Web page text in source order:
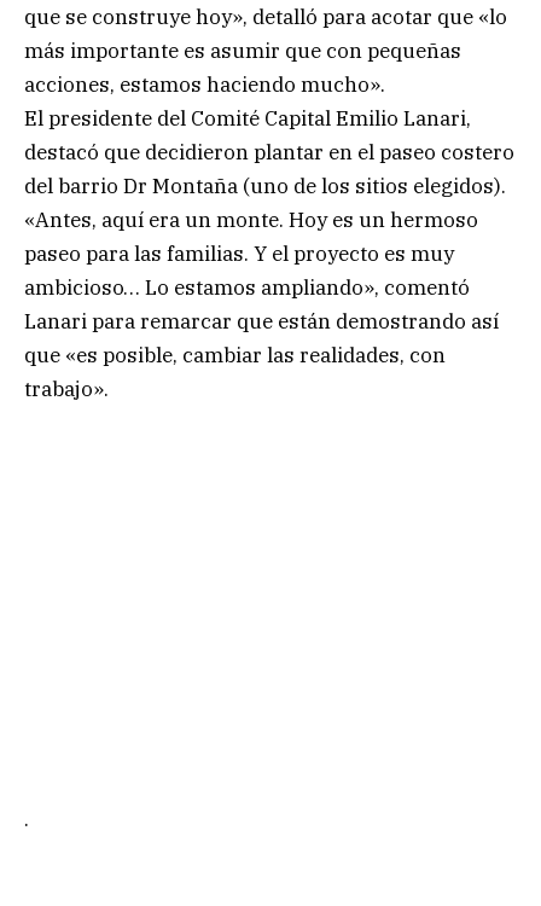
que se construye hoy», detalló para acotar que «lo
más importante es asumir que con pequeñas
acciones, estamos haciendo mucho».
El presidente del Comité Capital Emilio Lanari,
destacó que decidieron plantar en el paseo costero
del barrio Dr Montaña (uno de los sitios elegidos).
«Antes, aquí era un monte. Hoy es un hermoso
paseo para las familias. Y el proyecto es muy
ambicioso… Lo estamos ampliando», comentó
Lanari para remarcar que están demostrando así
que «es posible, cambiar las realidades, con
trabajo».
.